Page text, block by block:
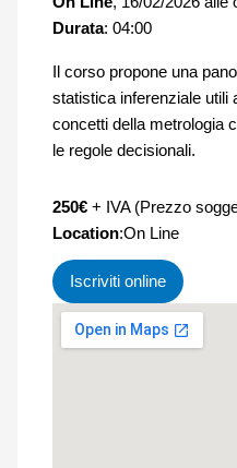
Durata: 04:00
Il corso propone una
statistica inferenziale utili
concetti della metrologia
le regole decisionali.
250€+ IVA (Prezzo
Location:On Line
Iscriviti online